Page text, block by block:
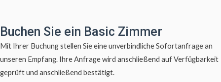
Buchen Sie ein Basic Zimmer
Mit Ihrer Buchung stellen Sie eine unverbindliche Sofortanfrage an
unseren Empfang. Ihre Anfrage wird anschließend auf Verfügbarkeit
geprüft und anschließend bestätigt.